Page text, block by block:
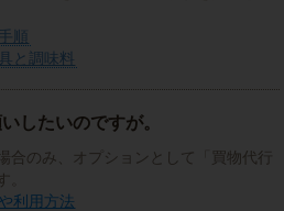
順
と調味料
したいのですが。
合のみ、オプションとして「買物代行
。
利用方法